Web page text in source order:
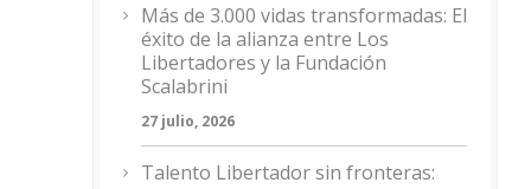
Más de 3.000 vidas transformadas: El
éxito de la alianza entre Los
Libertadores y la Fundación
Scalabrini
27 julio, 2026
Talento Libertador sin fronteras: